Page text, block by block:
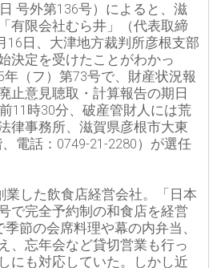
号外第136号）によると、滋
有限会社むら井」（代表取締
16日、大津地方裁判所彦根支部
決定を受けたことがわかっ
（フ）第73号で、財産状況報
止意見聴取・計算報告の期日
11時30分、破産管財人には荒
律事務所、滋賀県彦根市大東
、電話：0749-21-2280）が選任
業した飲食店経営会社。「日本
完全予約制の和食店を経営
節の会席料理や幕の内弁当、
、忘年会など貸切営業も行っ
にも対応していた。しかし近